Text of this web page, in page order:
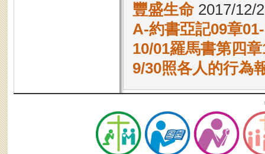
豐盛生命2017/12/
A-約書亞記09章
10/01羅馬書第四
9/30照各人的行為